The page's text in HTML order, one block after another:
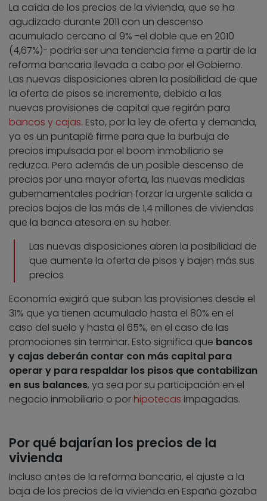
La caída de los precios de la vivienda, que se ha
agudizado durante 2011 con un descenso
acumulado cercano al 9% -el doble que en 2010
(4,67%)- podría ser una tendencia firme a partir de la
reforma bancaria llevada a cabo por el Gobierno.
Las nuevas disposiciones abren la posibilidad de que
la oferta de pisos se incremente, debido a las
nuevas provisiones de capital que regirán para
bancos y cajas. Esto, por la ley de oferta y demanda,
ya es un puntapié firme para que la burbuja de
precios impulsada por el boom inmobiliario se
reduzca. Pero además de un posible descenso de
precios por una mayor oferta, las nuevas medidas
gubernamentales podrían forzar la urgente salida a
precios bajos de las más de 1,4 millones de viviendas
que la banca atesora en su haber.
Las nuevas disposiciones abren la posibilidad de
que aumente la oferta de pisos y bajen más sus
precios
Economía exigirá que suban las provisiones desde el
31% que ya tienen acumulado hasta el 80% en el
caso del suelo y hasta el 65%, en el caso de las
promociones sin terminar. Esto significa que bancos
y cajas deberán contar con más capital para
operar y para respaldar los pisos que contabilizan
en sus balances, ya sea por su participación en el
negocio inmobiliario o por hipotecas impagadas.
Por qué bajarían los precios de la
vivienda
Incluso antes de la reforma bancaria, el ajuste a la
baja de los precios de la vivienda en España gozaba